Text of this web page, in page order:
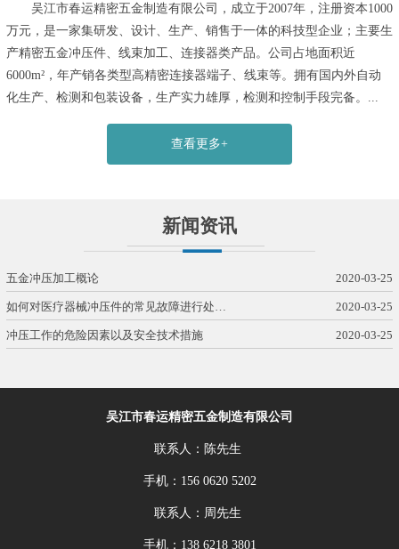
吴江市春运精密五金制造有限公司，成立于2007年，注册资本1000
万元，是一家集研发、设计、生产、销售于一体的科技型企业；主要生
产精密五金冲压件、线束加工、连接器类产品。公司占地面积近
6000m²，年产销各类型高精密连接器端子、线束等。拥有国内外自动
化生产、检测和包装设备，生产实力雄厚，检测和控制手段完备。...
查看更多+
新闻资讯
五金冲压加工概论 2020-03-25
如何对医疗器械冲压件的常见故障进行处… 2020-03-25
冲压工作的危险因素以及安全技术措施 2020-03-25
吴江市春运精密五金制造有限公司
联系人：陈先生
手机：156 0620 5202
联系人：周先生
手机：138 6218 3801